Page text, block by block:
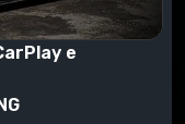
e